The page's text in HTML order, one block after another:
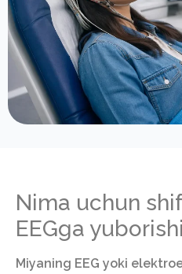
Nima uchun
EEGga
Miyaning EEG yoki